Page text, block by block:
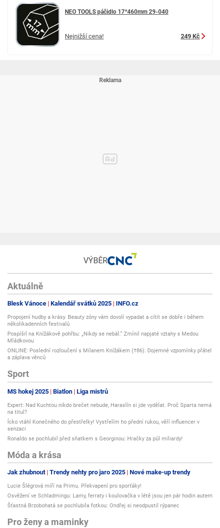
NEO TOOLS páčidlo 17*460mm 29-040
Nejnižší cena! 249 Kč
VÝBĚR
Aktuálně
Blesk Vánoce Kalendář svátků 2025 INFO.cz
Propojení hudby a krásy. Beauty zóny vám dovolí vypadat a cítit se dobře i během
několikadenních festivalů
Pospíšil na Knížákově pohřbu: „Nikdy se nebál.“ Zmínil napjaté vztahy s Medou
Mládkovou
ONLINE: Poslední rozloučení s Milanem Knížákem (†86): Dojemné vzpomínky přátel
a záplava věnců
Sport
MS hokej 2025 Biatlon Liga mistrů
Expert: Nad Kuchtou nikdo brečet nebude, Haraslín si jde vydělat. Proč Sparta nemá
na titul?
Ícko vtáhl Konečného do přestřelky! Vystřelím ho přední rukou, věří influencer v
senzaci
Ronaldo se pochlubil před sňatkem s Georginou: Hračky za půl miliardy!
Móda a krása
Jak zhubnout Trendy nehty pro jaro 2025 Nové make-up trendy
Lucie Šlégrová míří na Primu. Překvapení pro sporťáky!
Osvěžení ve Schladmingu: Lamy, ferraty i koulovačka v létě jsou jen pár hodin autem
Šťastná Brzobohatá se pochlubila fotkou: Ondřej si neodpustil rýpanec
Pro ženy a maminky